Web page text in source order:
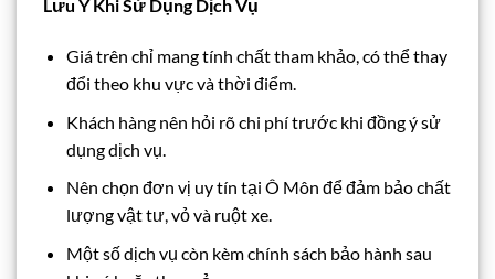
Lưu Ý Khi Sử Dụng Dịch Vụ
Giá trên chỉ mang tính chất tham khảo, có thể thay
đổi theo khu vực và thời điểm.
Khách hàng nên hỏi rõ chi phí trước khi đồng ý sử
dụng dịch vụ.
Nên chọn đơn vị uy tín tại Ô Môn để đảm bảo chất
lượng vật tư, vỏ và ruột xe.
Một số dịch vụ còn kèm chính sách bảo hành sau